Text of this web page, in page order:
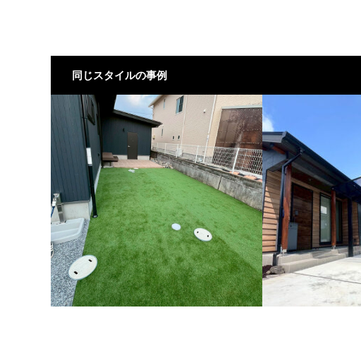
同じスタイルの事例